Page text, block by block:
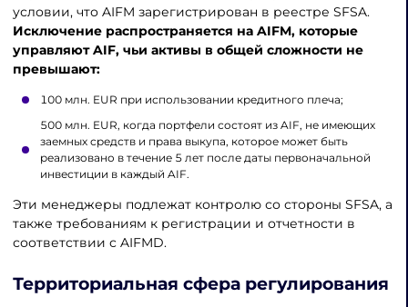
условии, что AIFM зарегистрирован в реестре SFSA.
Исключение распространяется на AIFM, которые
управляют AIF, чьи активы в общей сложности не
превышают:
100 млн. EUR при использовании кредитного плеча;
500 млн. EUR, когда портфели состоят из AIF, не имеющих
заемных средств и права выкупа, которое может быть
реализовано в течение 5 лет после даты первоначальной
инвестиции в каждый AIF.
Эти менеджеры подлежат контролю со стороны SFSA, а
также требованиям к регистрации и отчетности в
соответствии с AIFMD.
Территориальная сфера регулирования